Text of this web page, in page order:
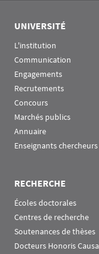
UNIVERSITÉ
L'institution
Communication
Engagements
Recrutements
Concours
Marchés publics
Annuaire
Enseignants chercheurs
RECHERCHE
Écoles doctorales
Centres de recherche
Soutenances de thèses
Docteurs Honoris Causa